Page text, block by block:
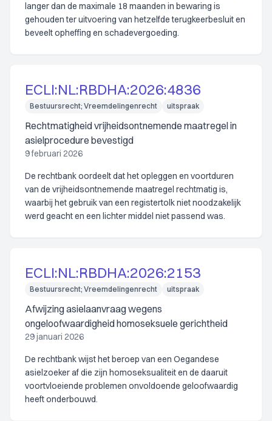
langer dan de maximale 18 maanden in bewaring is
gehouden ter uitvoering van hetzelfde terugkeerbesluit en
beveelt opheffing en schadevergoeding.
ECLI:NL:RBDHA:2026:4836
Bestuursrecht; Vreemdelingenrecht uitspraak
Rechtmatigheid vrijheidsontnemende maatregel in
asielprocedure bevestigd
9 februari 2026
De rechtbank oordeelt dat het opleggen en voortduren
van de vrijheidsontnemende maatregel rechtmatig is,
waarbij het gebruik van een registertolk niet noodzakelijk
werd geacht en een lichter middel niet passend was.
ECLI:NL:RBDHA:2026:2153
Bestuursrecht; Vreemdelingenrecht uitspraak
Afwijzing asielaanvraag wegens
ongeloofwaardigheid homoseksuele gerichtheid
29 januari 2026
De rechtbank wijst het beroep van een Oegandese
asielzoeker af die zijn homoseksualiteit en de daaruit
voortvloeiende problemen onvoldoende geloofwaardig
heeft onderbouwd.